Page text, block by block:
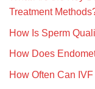
Treatment
How Is Sperm
How Does
How Often Can